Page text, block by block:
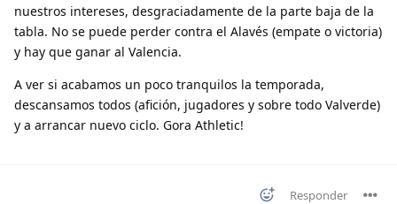
nuestros intereses, desgraciadamente de la parte baja de la
tabla. No se puede perder contra el Alavés (empate o victoria)
y hay que ganar al Valencia.
A ver si acabamos un poco tranquilos la temporada,
descansamos todos (afición, jugadores y sobre todo Valverde)
y a arrancar nuevo ciclo. Gora Athletic!
Responder